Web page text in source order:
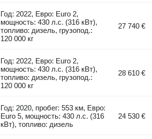
Год: 2022, Евро: Euro 2,
мощность: 430 л.с. (316 кВт),
топливо: дизель, грузопод.:
120 000 кг
27 740 €
Год: 2022, Евро: Euro 2,
мощность: 430 л.с. (316 кВт),
топливо: дизель, грузопод.:
120 000 кг
28 610 €
Год: 2020, пробег: 553 км, Евро:
Euro 5, мощность: 430 л.с. (316
кВт), топливо: дизель
24 530 €